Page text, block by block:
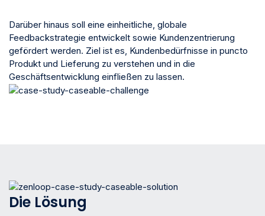
Darüber hinaus soll eine einheitliche, globale
Feedbackstrategie entwickelt sowie Kundenzentrierung
gefördert werden. Ziel ist es, Kundenbedürfnisse in puncto
Produkt und Lieferung zu verstehen und in die
Geschäftsentwicklung einfließen zu lassen.
Die Lösung